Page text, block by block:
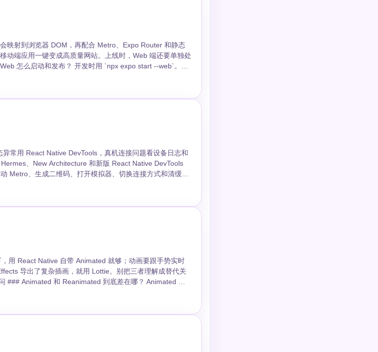
```
映射到浏览器 DOM，再配合 Metro、Expo Router 和静态
动端应用一键变成高质量网站。上线时，Web 端还要单独处
Web 做了什么？ 它把
Web 等价物。 ### 哪些代码需要平台区
，差异大时用 `.web.tsx`。 ### 跨端样式最
静态导出策略、manifest 和缓存策略仍要自己设计。 ##
常用 React Native DevTools，真机连接问题看设备日志和
、New Architecture 和新版 React Native DevTools
更贴近 Hermes 调试体验。 ### Expo Go 和
，但不能覆盖所有自定义原生能力。加了 config plugin、推
件是
生产的 Development Build 里测。 ## 写段代码
} debugger; ```
用 React Native 自带 Animated 就够；动画要跟手势实时
导出了复杂插画，就用 Lottie。别把三者理解成替代关
能跑在 UI 线程，手势拖拽、底部抽屉、列表联动更稳，但
别强行上
写段代码 ```tsx const x =